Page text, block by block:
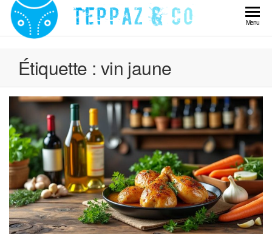
Skip
content
Teppaz
Menu
Étiquette : vin jaune